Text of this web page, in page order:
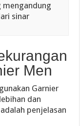
mengandung
sinar
Men
Garnier
dan
penjelasan